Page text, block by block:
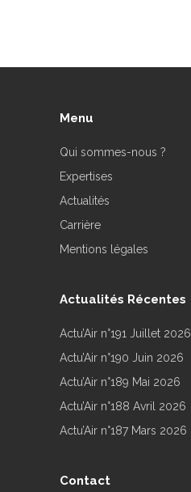
Menu
Qui sommes-nous ?
Expertises
Actualités
Carrière
Mentions légales
Actualités Récentes
Actu’Air n°191 Juillet 2026
Actu’Air n°190 Juin 2026
Actu’Air n°189 Mai 2026
Actu’Air n°188 Avril 2026
Actu’Air n°187 Mars 2026
Contact